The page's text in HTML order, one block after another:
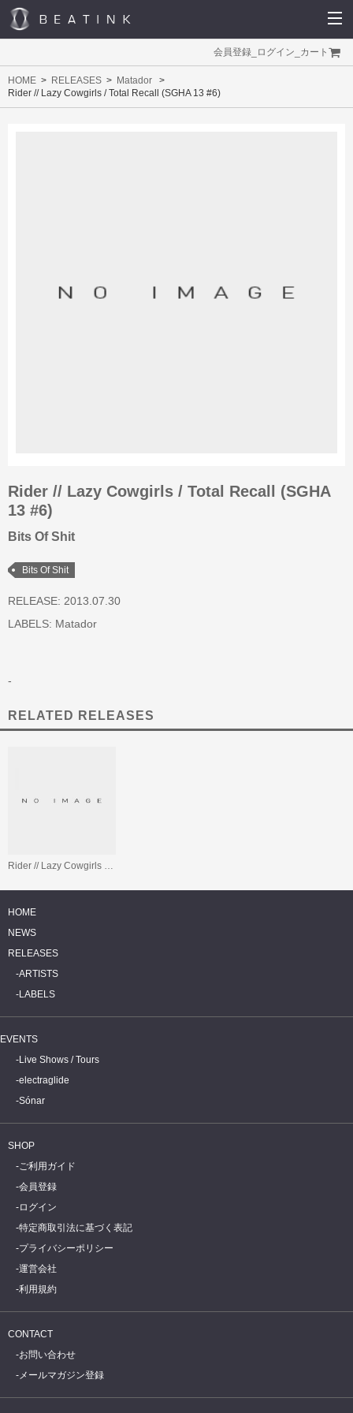
会員登録 ログイン カート
HOME RELEASES
Matador
Rider // Lazy Cowgirls / Total Recall (SGHA 13 #6)
Rider // Lazy Cowgirls / Total Recall (SGHA
13 #6)
Bits Of Shit
Bits Of Shit
RELEASE: 2013.07.30
LABELS: Matador
-
RELATED RELEASES
HOME
NEWS
RELEASES
ARTISTS
LABELS
EVENTS
Live Shows / Tours
electraglide
Sónar
SHOP
ご利用ガイド
会員登録
ログイン
特定商取引法に基づく表記
プライバシーポリシー
運営会社
利用規約
CONTACT
お問い合わせ
メールマガジン登録